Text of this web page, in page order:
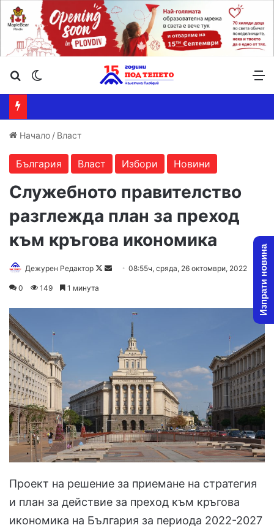
Търсене ...
Начало / Власт
България Власт Избори Новини
Служебното правителство
разглежда план за преход
към кръгова икономика
Дежурен Редактор
Follow
Send08:55ч, сряда, 26 октомври, 2022
0 149 1 минута
Проект на решение за приемане на стратегия
и план за действие за преход към кръгова
икономика на България за периода 2022-2027
Изпрати новина